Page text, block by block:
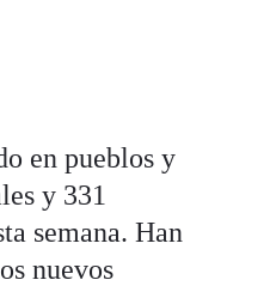
en pueblos y
y 331
semana. Han
nuevos